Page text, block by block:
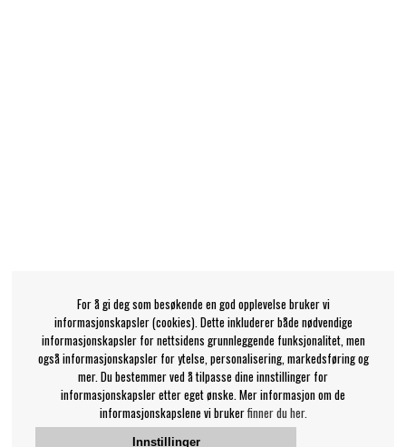
For å gi deg som besøkende en god opplevelse bruker vi
informasjonskapsler (cookies). Dette inkluderer både nødvendige
informasjonskapsler for nettsidens grunnleggende funksjonalitet, men
også informasjonskapsler for ytelse, personalisering, markedsføring og
mer. Du bestemmer ved å tilpasse dine innstillinger for
informasjonskapsler etter eget ønske. Mer informasjon om de
informasjonskapslene vi brukerfinner du her.
Innstillinger